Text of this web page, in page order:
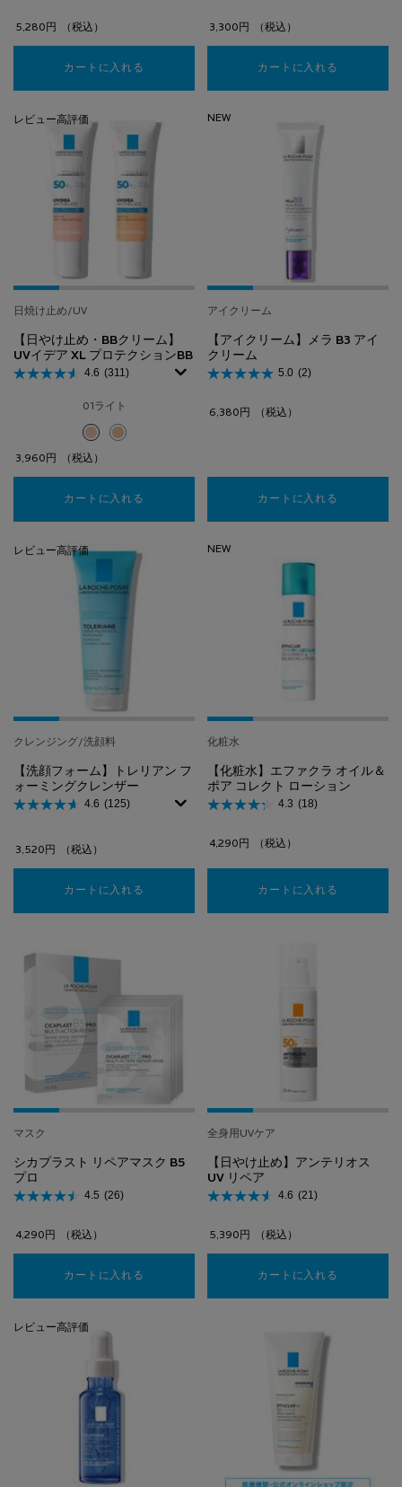
5,280円 （税込）
カートに入れる 【保湿クリーム】トレリアン ダーマアレルゴ ク
3,300円 （税込）
カートに入れる
レビュー高評価
日焼け止め/UV
【日やけ止め・BBクリーム】
UVイデア XL プロテクションBB
4.6 (311)
01ライト
選択済み
01ライト のカラー 【日やけ止め・BBクリーム】UVイデア XL
選択済み
02ナチュラル のカラー 【日やけ止め・BBクリーム】UV
3,960円 （税込）
カートに入れる 【日やけ止め・BBクリーム】UVイデア XL プロ
NEW
アイクリーム
【アイクリーム】メラ B3 アイ
クリーム
5.0 (2)
6,380円 （税込）
カートに入れる
レビュー高評価
クレンジング/洗顔料
【洗顔フォーム】トレリアン フ
ォーミングクレンザー
4.6 (125)
3,520円 （税込）
カートに入れる 【洗顔フォーム】トレリアン フォーミングクレ
NEW
化粧水
【化粧水】エファクラ オイル＆
ポア コレクト ローション
4.3 (18)
4,290円 （税込）
カートに入れる
マスク
シカプラスト リペアマスク B5
プロ
4.5 (26)
4,290円 （税込）
カートに入れる シカプラスト リペアマスク B5 プロ
全身用UVケア
【日やけ止め】アンテリオス
UV リペア
4.6 (21)
5,390円 （税込）
カートに入れる
レビュー高評価